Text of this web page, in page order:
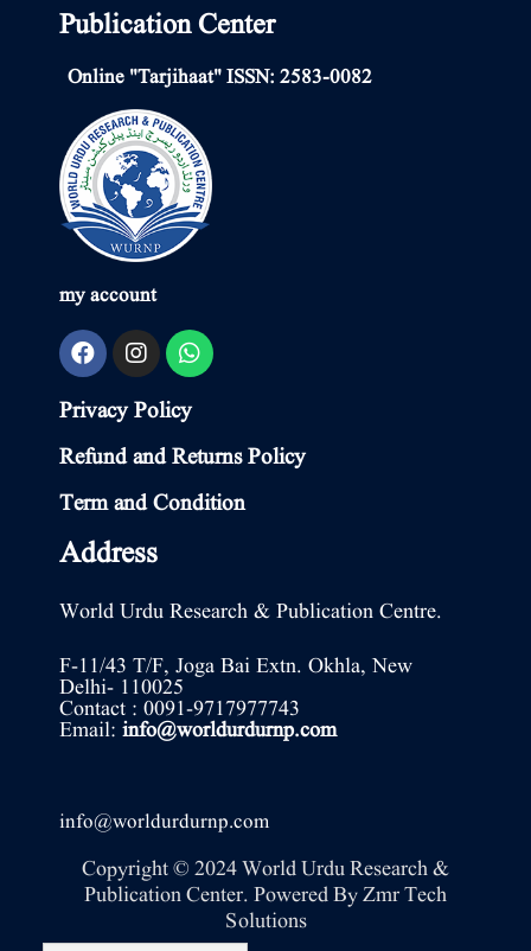
Publication Center
Online "Tarjihaat" ISSN: 2583-0082
my account
Privacy Policy
Refund and Returns Policy
Term and Condition
Address
World Urdu Research & Publication Centre.
F-11/43 T/F, Joga Bai Extn. Okhla, New
Delhi- 110025
Contact : 0091-9717977743
Email: info@worldurdurnp.com
info@worldurdurnp.com
Copyright © 2024 World Urdu Research &
Publication Center. Powered ByZmr Tech
Solutions